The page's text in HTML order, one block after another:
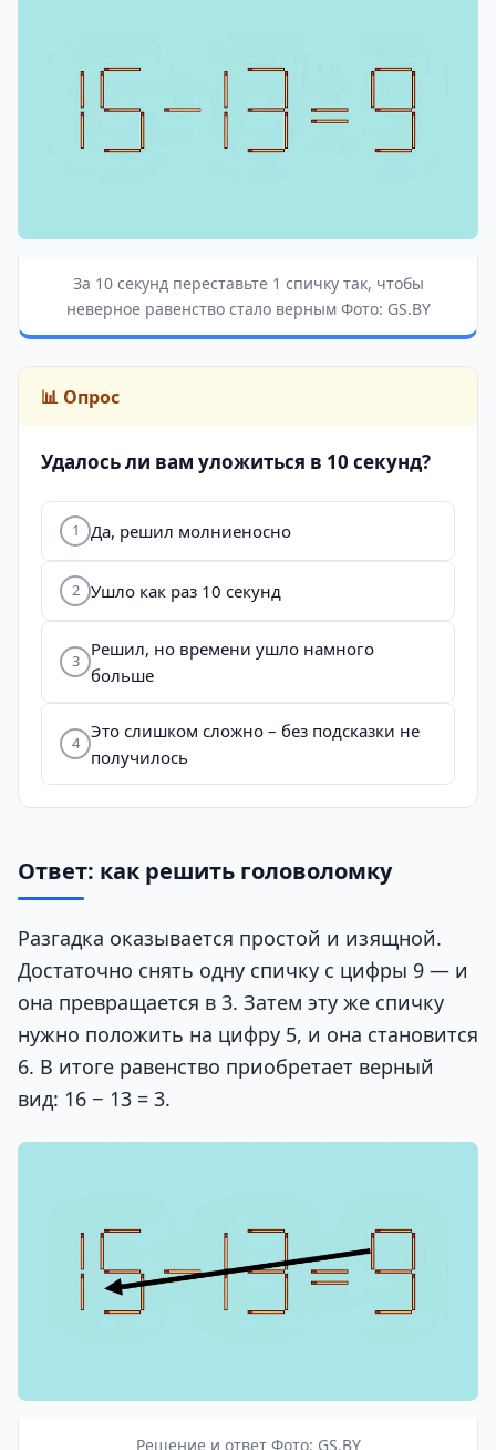
За 10 секунд переставьте 1 спичку так, чтобы
неверное равенство стало верным Фото: GS.BY
📊 Опрос
Удалось ли вам уложиться в 10 секунд?
1 Да, решил молниеносно
2 Ушло как раз 10 секунд
3
Решил, но времени ушло намного
больше
4
Это слишком сложно – без подсказки не
получилось
Ответ: как решить головоломку
Разгадка оказывается простой и изящной.
Достаточно снять одну спичку с цифры 9 — и
она превращается в 3. Затем эту же спичку
нужно положить на цифру 5, и она становится
6. В итоге равенство приобретает верный
вид: 16 − 13 = 3.
Решение и ответ Фото: GS.BY